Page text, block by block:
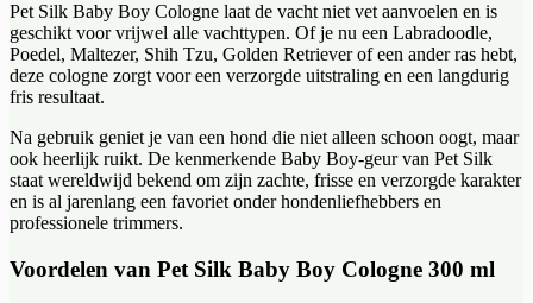
Pet Silk Baby Boy Cologne laat de vacht niet vet aanvoelen en is
geschikt voor vrijwel alle vachttypen. Of je nu een Labradoodle,
Poedel, Maltezer, Shih Tzu, Golden Retriever of een ander ras hebt,
deze cologne zorgt voor een verzorgde uitstraling en een langdurig
fris resultaat.
Na gebruik geniet je van een hond die niet alleen schoon oogt, maar
ook heerlijk ruikt. De kenmerkende Baby Boy-geur van Pet Silk
staat wereldwijd bekend om zijn zachte, frisse en verzorgde karakter
en is al jarenlang een favoriet onder hondenliefhebbers en
professionele trimmers.
Voordelen van Pet Silk Baby Boy Cologne 300 ml